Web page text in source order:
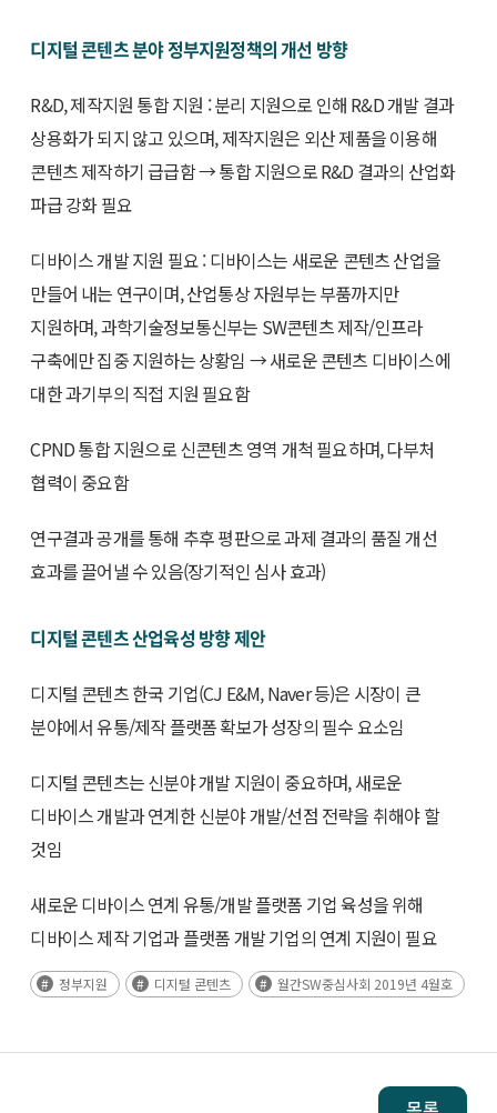
디지털 콘텐츠 분야 정부지원정책의 개선 방향
R&D, 제작지원 통합 지원 : 분리 지원으로 인해 R&D 개발 결과
상용화가 되지 않고 있으며, 제작지원은 외산 제품을 이용해
콘텐츠 제작하기 급급함 → 통합 지원으로 R&D 결과의 산업화
파급 강화 필요
디바이스 개발 지원 필요 : 디바이스는 새로운 콘텐츠 산업을
만들어 내는 연구이며, 산업통상 자원부는 부품까지만
지원하며, 과학기술정보통신부는 SW콘텐츠 제작/인프라
구축에만 집중 지원하는 상황임 → 새로운 콘텐츠 디바이스에
대한 과기부의 직접 지원 필요함
CPND 통합 지원으로 신콘텐츠 영역 개척 필요하며, 다부처
협력이 중요함
연구결과 공개를 통해 추후 평판으로 과제 결과의 품질 개선
효과를 끌어낼 수 있음(장기적인 심사 효과)
디지털 콘텐츠 산업육성 방향 제안
디지털 콘텐츠 한국 기업(CJ E&M, Naver 등)은 시장이 큰
분야에서 유통/제작 플랫폼 확보가 성장의 필수 요소임
디지털 콘텐츠는 신분야 개발 지원이 중요하며, 새로운
디바이스 개발과 연계한 신분야 개발/선점 전략을 취해야 할
것임
새로운 디바이스 연계 유통/개발 플랫폼 기업 육성을 위해
디바이스 제작 기업과 플랫폼 개발 기업의 연계 지원이 필요
정부지원 디지털 콘텐츠 월간SW중심사회 2019년 4월호